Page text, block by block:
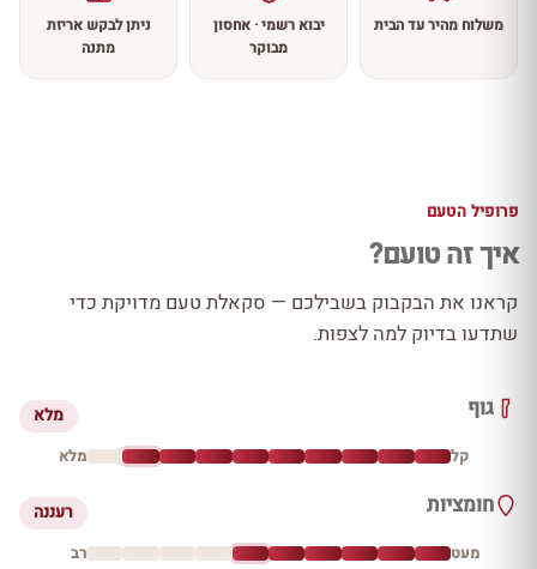
משלוח מהיר עד הבית
יבוא רשמי · אחסון
מבוקר
ניתן לבקש אריזת
מתנה
פרופיל הטעם
איך זה טועם?
קראנו את הבקבוק בשבילכם — סקאלת טעם מדויקת כדי
שתדעו בדיוק למה לצפות.
גוף מלא
קל מלא
חומציות רעננה
מעט רב